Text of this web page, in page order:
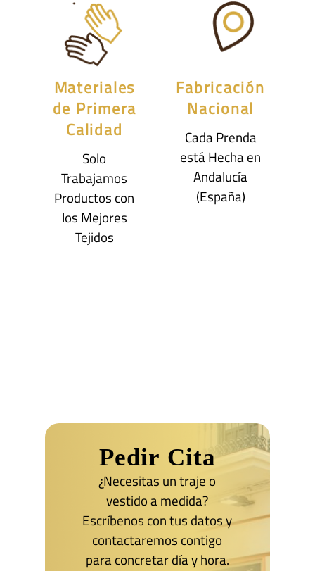
Materiales
de Primera
Calidad
Solo
Trabajamos
Productos con
los Mejores
Tejidos
Fabricación
Nacional
Cada Prenda
está Hecha en
Andalucía
(España)
Pedir Cita
¿Necesitas un traje o
vestido a medida?
Escríbenos con tus datos y
contactaremos contigo
para concretar día y hora.